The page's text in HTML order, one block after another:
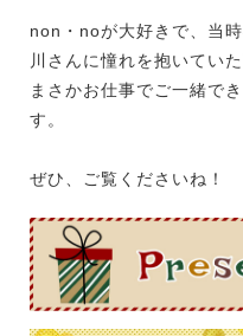
non・noが大好きで、当
川さんに憧れを抱いていた
まさかお仕事でご一緒で
す。
ぜひ、ご覧くださいね！